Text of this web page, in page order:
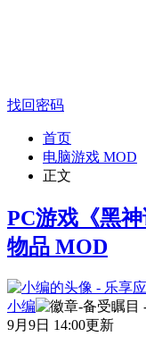
找回密码
首页
电脑游戏 MOD
正文
PC游戏《黑
物品 MOD
小编
9月9日 14:00更新